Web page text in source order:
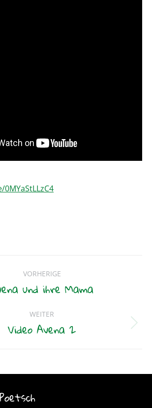
VORHERIGE
Vorheriger
und ihre Mama
WEITER
Nächster
Video Avena 2